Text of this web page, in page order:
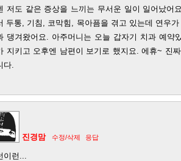
저도 같은 증상을 느끼는 무서운 일이 일어났어
두통, 기침, 코막힘, 목아픔을 겪고 있는데 연우
댕겨왔어요. 아주머니는 오늘 갑자기 치과 예약
지키고 오후엔 남편이 보기로 했지요. 에휴~ 진
다.
진경맘 수정/삭제 응답
이런...